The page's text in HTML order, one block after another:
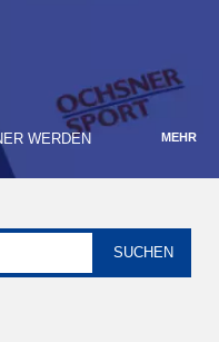
WERDEN MEHR